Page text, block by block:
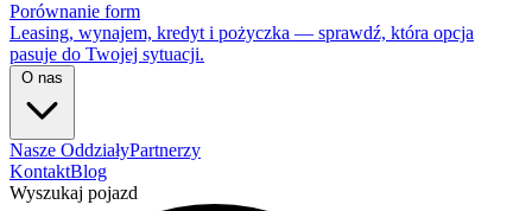
Porównanie form
Leasing, wynajem, kredyt i pożyczka — sprawdź, która opcja
pasuje do Twojej sytuacji.
O nas
Nasze OddziałyPartnerzy
KontaktBlog
Wyszukaj pojazd